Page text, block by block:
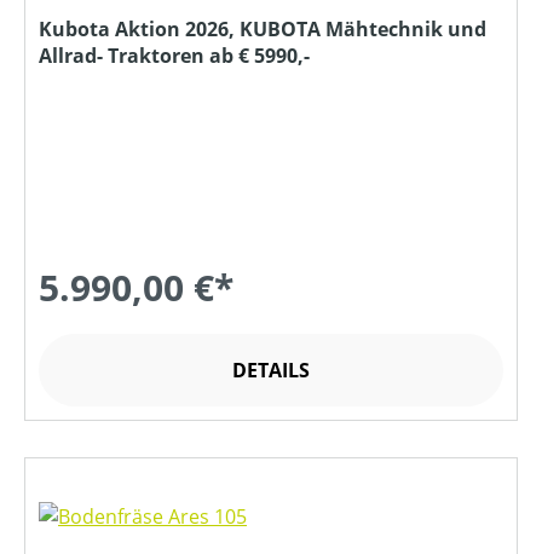
Kubota Aktion 2026, KUBOTA Mähtechnik und
Allrad- Traktoren ab € 5990,-
5.990,00 €*
DETAILS